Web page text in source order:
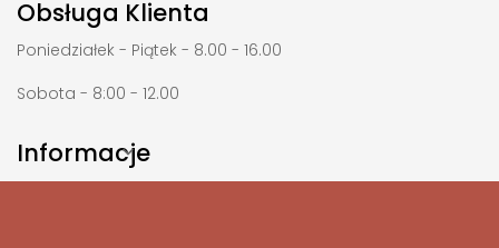
Obsługa Klienta
Poniedziałek - Piątek - 8.00 - 16.00
Sobota - 8:00 - 12.00
Informacje
